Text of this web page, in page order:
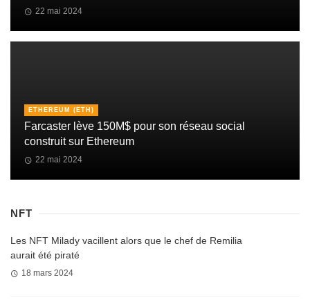
22 mai 2024
ETHEREUM (ETH)
Farcaster lève 150M$ pour son réseau social
construit sur Ethereum
22 mai 2024
NFT
Les NFT Milady vacillent alors que le chef de Remilia
aurait été piraté
18 mars 2024